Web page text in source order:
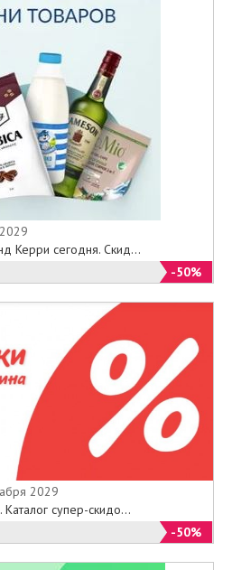
Керри сегодня. Скид...
-50%
2029
супер-скидо...
-50%